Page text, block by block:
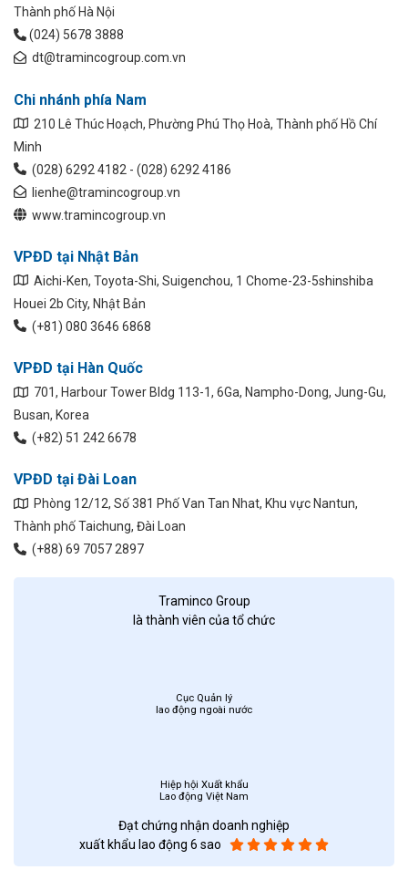
Thành phố Hà Nội
(024) 5678 3888
dt@tramincogroup.com.vn
Chi nhánh phía Nam
210 Lê Thúc Hoạch, Phường Phú Thọ Hoà, Thành phố Hồ Chí
Minh
(028) 6292 4182 - (028) 6292 4186
lienhe@tramincogroup.vn
www.tramincogroup.vn
VPĐD tại Nhật Bản
Aichi-Ken, Toyota-Shi, Suigenchou, 1 Chome-23-5shinshiba
Houei 2b City, Nhật Bản
(+81) 080 3646 6868
VPĐD tại Hàn Quốc
701, Harbour Tower Bldg 113-1, 6Ga, Nampho-Dong, Jung-Gu,
Busan, Korea
(+82) 51 242 6678
VPĐD tại Đài Loan
Phòng 12/12, Số 381 Phố Van Tan Nhat, Khu vực Nantun,
Thành phố Taichung, Đài Loan
(+88) 69 7057 2897
Traminco Group
là thành viên của tổ chức
Cục Quản lý
lao động ngoài nước
Hiệp hội Xuất khẩu
Lao động Việt Nam
Đạt chứng nhận doanh nghiệp
xuất khẩu lao động 6 sao